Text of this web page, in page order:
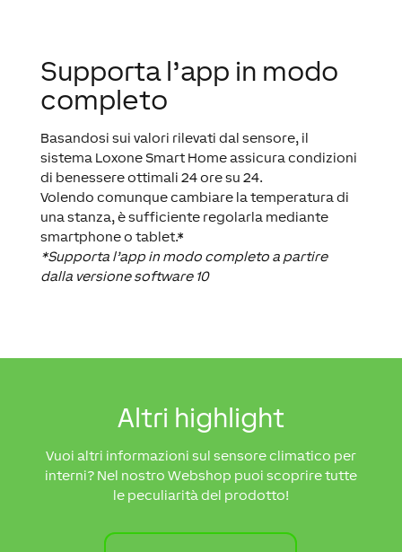
Supporta l’app in modo
completo
Basandosi sui valori rilevati dal sensore, il
sistema Loxone Smart Home assicura condizioni
di benessere ottimali 24 ore su 24.
Volendo comunque cambiare la temperatura di
una stanza, è sufficiente regolarla mediante
smartphone o tablet.*
*Supporta l’app in modo completo a partire
dalla versione software 10
Altri highlight
Vuoi altri informazioni sul sensore climatico per
interni? Nel nostro Webshop puoi scoprire tutte
le peculiarità del prodotto!